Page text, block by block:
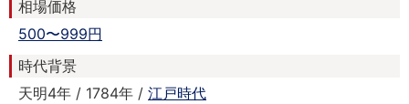
相場価格
500〜999円
時代背景
天明4年 / 1784年 / 江戸時代